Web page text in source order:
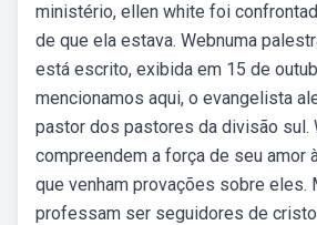
ministério, ellen white foi
de que ela estava. Webnuma
está escrito, exibida em 15 de
mencionamos aqui, o evangelista
pastor dos pastores da divisão sul.
compreendem a força de seu amor
que venham provações sobre eles.
professam ser seguidores de